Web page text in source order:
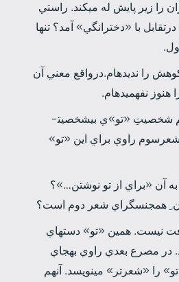
را زير پايش له مي­كند. راستي
با «دخترانگي» آمد؟ تنها
را نديده­ام.درواقع معني آن
هنوز نفهميده­ام.
من: بي­خيال! و امّا بازهم شخصيتِ «تو»ي بي­شخصيت­
راوي براي اين «تو»
به آن «براي از تو نوشتن…»؟
همجنس­گراي شعر دوم است؟
نيست. همين «تو» دست­هاي
در مصرع بعدي راوي به­جاي
را «شعرتر» مي­نويسد. آن­هم